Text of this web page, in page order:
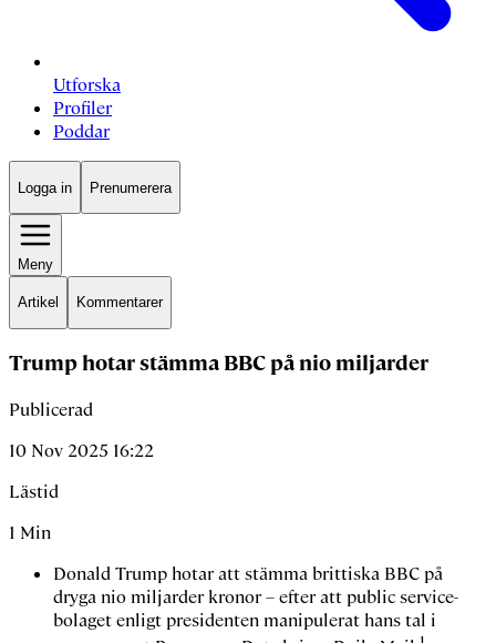
Utforska
Profiler
Poddar
Logga in Prenumerera
Meny
Artikel Kommentarer
Trump hotar stämma BBC på nio miljarder
Publicerad
10 Nov 2025 16:22
Lästid
1 Min
Donald Trump hotar att stämma brittiska BBC på
dryga nio miljarder kronor – efter att public service-
bolaget enligt presidenten manipulerat hans tal i